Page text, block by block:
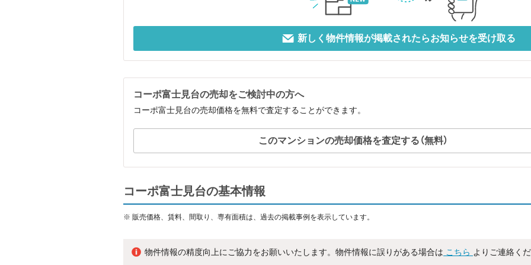
新しく物件情報が掲載されたらお知らせを受け取る
コーポ富士見台の売却をご検討中の方へ
コーポ富士見台の売却価格を無料で査定することができます。
このマンションの売却価格を査定する（無料）
コーポ富士見台の基本情報
※ 販売価格、賃料、間取り、専有面積は、過去の掲載事例を表示しています。
物件情報の精度向上にご協力をお願いいたします。物件情報に誤りがある場合は こちら よりご連絡く